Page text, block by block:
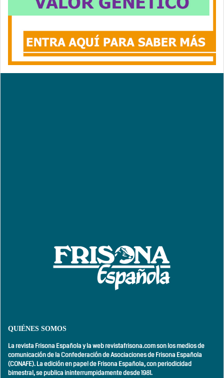
QUIÉNES SOMOS
La revista Frisona Española y la web revistafrisona.com son los medios de
comunicación de la Confederación de Asociaciones de Frisona Española
(CONAFE). La edición en papel de Frisona Española, conperiodicidad
bimestral,se publica ininterrumpidamente desde 1981.